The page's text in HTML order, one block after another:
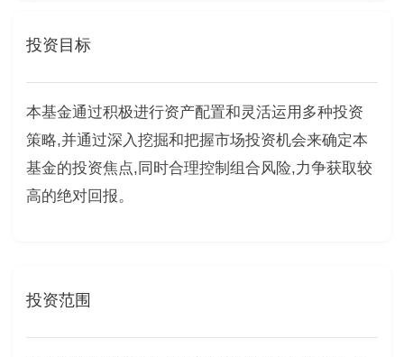
投资目标
本基金通过积极进行资产配置和灵活运用多种投资
策略,并通过深入挖掘和把握市场投资机会来确定本
基金的投资焦点,同时合理控制组合风险,力争获取较
高的绝对回报。
投资范围